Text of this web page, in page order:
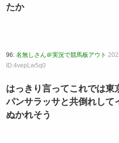
たか
96: 名無しさん＠実況で競馬板アウト
ID:4vepLw5q0
はっきり言ってこれでは東
パンサラッサと共倒れして
ぬかれそう